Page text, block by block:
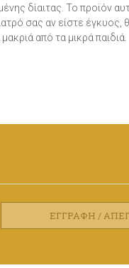
δίαιτας. Το προϊόν
σας αν είστε
από τα μικρά παιδιά.
ΕΓΓΡΑΦΉ /